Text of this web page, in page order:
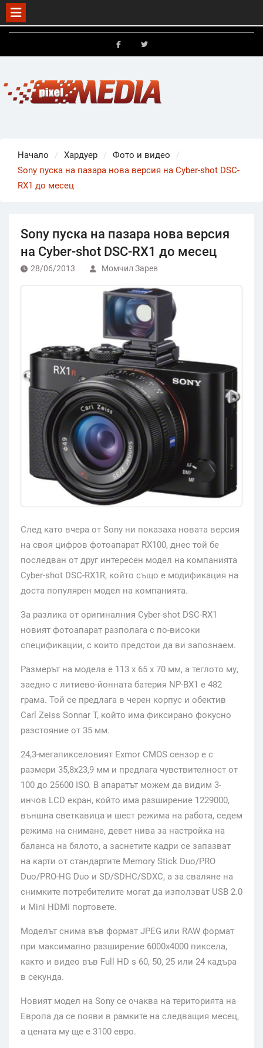
Skip
Начало Хардуер
Фото и видео
Sony пуска на пазара нова версия на Cyber-shot DSC-
RX1 до месец
Sony пуска на пазара нова версия
на Cyber-shot DSC-RX1 до месец
28/06/2013 Момчил Зарев
След като вчера от Sony ни показаха новата версия
на своя цифров фотоапарат RX100, днес той бе
последван от друг интересен модел на компанията
Cyber-shot DSC-RX1R, който също е модификация на
доста популярен модел на компанията.
За разлика от оригиналния Cyber-shot DSC-RX1
новият фотоапарат разполага с по-високи
спецификации, с които предстои да ви запознаем.
Размерът на модела е 113 x 65 x 70 мм, а теглото му,
заедно с литиево-йонната батерия NP-BX1 е 482
грама. Той се предлага в черен корпус и обектив
Carl Zeiss Sonnar T, който има фиксирано фокусно
разстояние от 35 мм.
24,3-мегапикселовият Exmor CMOS сензор е с
размери 35,8х23,9 мм и предлага чувствителност от
100 до 25600 ISO. В апаратът можем да видим 3-
инчов LCD екран, който има разширение 1229000,
външна светкавица и шест режима на работа, седем
режима на снимане, девет нива за настройка на
баланса на бялото, а заснетите кадри се запазват
на карти от стандартите Memory Stick Duo/PRO
Duo/PRO-HG Duo и SD/SDHC/SDXC, а за сваляне на
снимките потребителите могат да използват USB 2.0
и Mini HDMI портовете.
Моделът снима във формат JPEG или RAW формат
при максимално разширение 6000х4000 пиксела,
както и видео във Full HD s 60, 50, 25 или 24 кадъра
в секунда.
Новият модел на Sony се очаква на територията на
Европа да се появи в рамките на следващия месец,
а цената му ще е 3100 евро.